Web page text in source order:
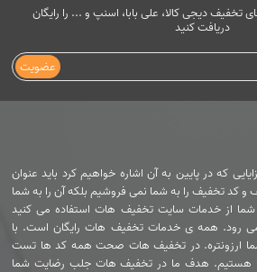
تخفیف دیجی کالا، علی بابا، اسنپ و ... را رایگان
دریافت کنید
عضویت
که در پایین به آن اشاره خواهیم کرد باید عنوان
کد تخفیف را به شما نمی فروشیم بلکه آن را به شما
از خدمات سایت تخفیف هات استفاده می کنید
می رود. همه ی خدمات تخفیف هات رایگان است. با
ارزونتره. در تخفیف هات صحت همه کد ها تست
هستیم. هدف ما در تخفیف هات جلب رضایت شما